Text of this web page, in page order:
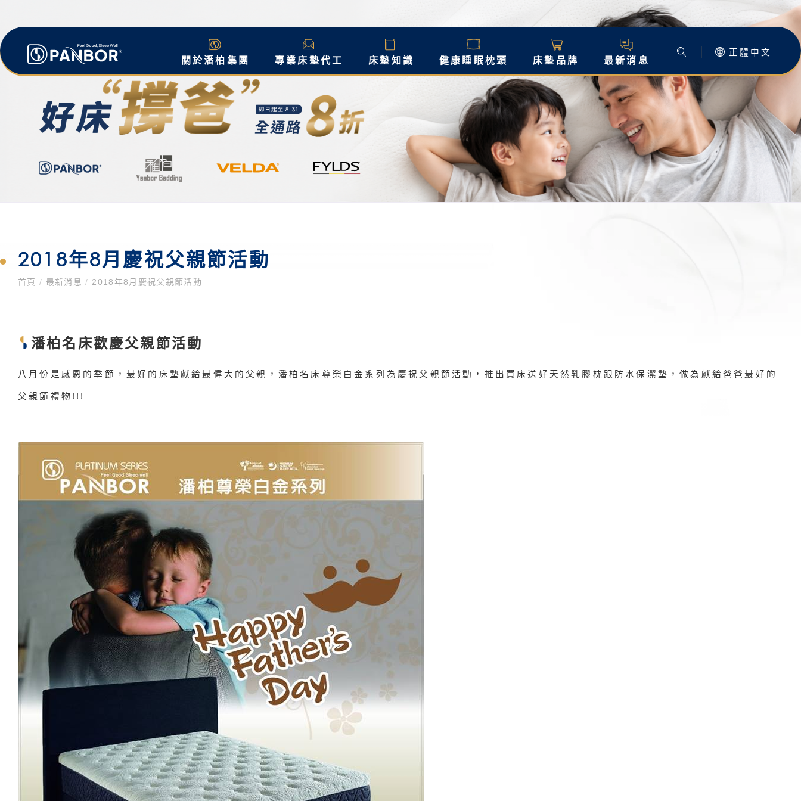
關於潘柏集團 專業床墊代工 床墊知識 健康睡眠枕頭 床墊品牌 最新消息
正體中文
2018年8月慶祝父親節活動
首頁/ 最新消息/ 2018年8月慶祝父親節活動
潘柏名床歡慶父親節活動
八月份是感恩的季節，最好的床墊獻給最偉大的父親，潘柏名床尊榮白金系列為慶祝父親節活動，推出買床送好天然乳膠枕跟防水保潔墊，做為獻給爸爸最好的
父親節禮物!!!